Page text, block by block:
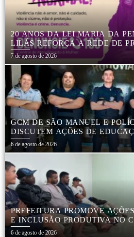
20 ANOS DA LEI MARIA DA
LILÁS REFORÇA A REDE DE
MULHERES EM BOTUCATU
7 de agosto de 2026
GCM DE SÃO MANUEL E
DISCUTEM AÇÕES DE
SEGURANÇA NO TRÂNSITO
6 de agosto de 2026
PREFEITURA PROMOVE
E INCLUSÃO PRODUTIVA NO
6 de agosto de 2026